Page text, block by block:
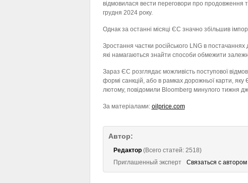
відмовилася вести переговори про продовження
грудня 2024 року.
Однак за останні місяці ЄС значно збільшив
Зростання частки російського LNG в
які намагаються знайти способи обмежити
Зараз ЄС розглядає можливість поступової
формі санкцій, або в рамках дорожньої карти, яку
лютому, повідомили Bloomberg минулого тижня
За матеріалами: oilprice.com
Автор:
Редактор(Всего статей: 2518)
Приглашенный эксперт
Связаться с автором